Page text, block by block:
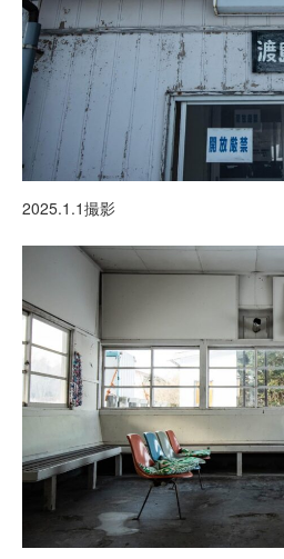
2025.1.1撮影